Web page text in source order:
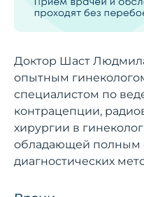
Доктор Шаст
опытным
специалистом по
контрацепции,
хирургии в
обладающей полным
диагностических